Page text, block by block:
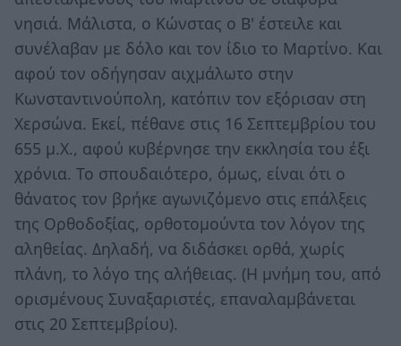
νησιά. Μάλιστα, ο Κώνστας ο Β' έστειλε και
συνέλαβαν με δόλο και τον ίδιο το Μαρτίνο. Και
αφού τον οδήγησαν αιχμάλωτο στην
Κωνσταντινούπολη, κατόπιν τον εξόρισαν στη
Χερσώνα. Εκεί, πέθανε στις 16 Σεπτεμβρίου του
655 μ.Χ., αφού κυβέρνησε την εκκλησία του έξι
χρόνια. Το σπουδαιότερο, όμως, είναι ότι ο
θάνατος τον βρήκε αγωνιζόμενο στις επάλξεις
της Ορθοδοξίας, ορθοτομούντα τον λόγον της
αληθείας. Δηλαδή, να διδάσκει ορθά, χωρίς
πλάνη, το λόγο της αλήθειας. (Η μνήμη του, από
ορισμένους Συναξαριστές, επαναλαμβάνεται
στις 20 Σεπτεμβρίου).